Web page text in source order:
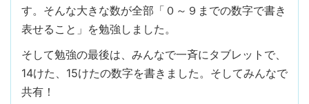
す。そんな大きな数が全部「０～９までの数字で書き
表せること」を勉強しました。
そして勉強の最後は、みんなで一斉にタブレットで、
14けた、15けたの数字を書きました。そしてみんなで
共有！